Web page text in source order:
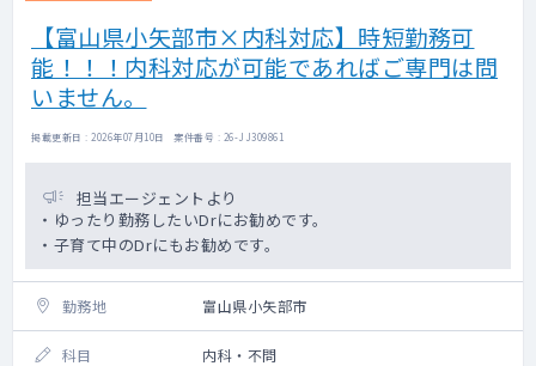
【富山県小矢部市×内科対応】時短勤務可
能！！！内科対応が可能であればご専門は問
いません。
掲載更新日 : 2026年07月10日 案件番号 : 26-JJ309861
担当エージェントより
・ゆったり勤務したいDrにお勧めです。
・子育て中のDrにもお勧めです。
勤務地 富山県小矢部市
科目 内科・不問